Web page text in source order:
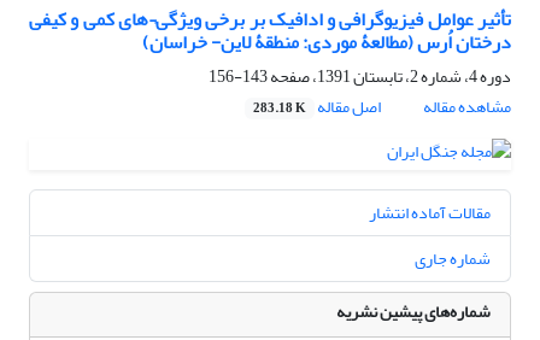
تأثیر عوامل فیزیوگرافی و ادافیک بر برخی ویژگی¬های کمی و کیفی
درختان اُرس (مطالعۀ موردی: منطقۀ لاین- خراسان)
دوره 4، شماره 2، تابستان 1391، صفحه
143-156
مشاهده مقاله
اصل مقاله 283.18 K
مقالات آماده انتشار
شماره جاری
شماره‌های پیشین نشریه